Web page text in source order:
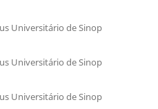
Universitário de Sinop
Universitário de Sinop
Universitário de Sinop